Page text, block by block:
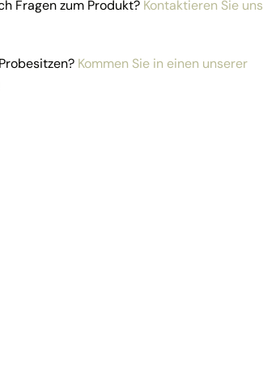
Fragen zum Produkt? Kontaktieren Sie uns
Kommen Sie in einen unserer